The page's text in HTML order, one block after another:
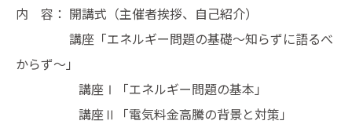
内 容： 開講式（主催者挨拶、自己紹介）
講座「エネルギー問題の基礎～知らずに語るべ
からず～」
講座Ⅰ「エネルギー問題の基本」
講座Ⅱ「電気料金高騰の背景と対策」